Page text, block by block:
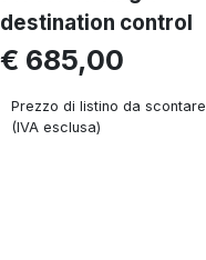
destination control
€ 685,00
Prezzo di listino da scontare
(IVA esclusa)